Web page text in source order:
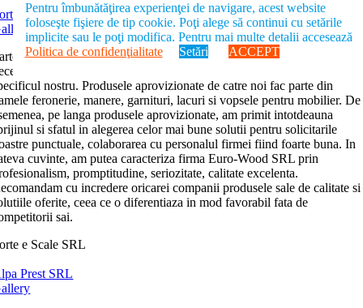
e Scale SRL
întrePorte e Scaleşi Euro-Wood SRL a inceput ca urmare
colaborarii cu un furnizor de produse calitative, pliat pe
nostru. Produsele aprovizionate de catre noi fac parte din
feronerie, manere, garnituri, lacuri si vopsele pentru mobilier. De
pe langa produsele aprovizionate, am primit intotdeauna
si sfatul in alegerea celor mai bune solutii pentru solicitarile
punctuale, colaborarea cu personalul firmei fiind foarte buna. In
cuvinte, am putea caracteriza firma Euro-Wood SRL prin
promptitudine, seriozitate, calitate excelenta.
cu incredere oricarei companii produsele sale de calitate si
oferite, ceea ce o diferentiaza in mod favorabil fata de
sai.
e Scale SRL
Prest SRL
Pentru îmbunătăţirea experienţei de navigare, acest website
foloseşte fişiere de tip cookie. Poţi alege să continui cu setările
implicite sau le poţi modifica. Pentru mai multe detalii accesează
Politica de confidenţialitate
Setări ACCEPT